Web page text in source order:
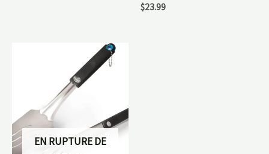
$23.99
EN RUPTURE DE